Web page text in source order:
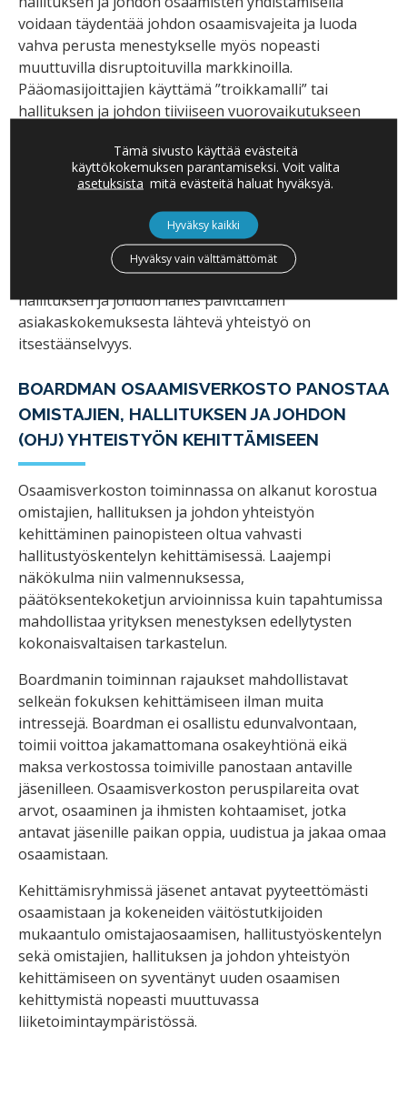
voidaan täydentää johdon osaamisvajeita ja luoda
vahva perusta menestykselle myös nopeasti
muuttuvilla disruptoituvilla markkinoilla.
Pääomasijoittajien käyttämä ”troikkamalli” tai
hallituksen ja johdon tiiviiseen vuorovaikutukseen
Vahva yrittäjyyden uusi tuleminen perustuu vahvaan
yhteisöllisyyteen ja riskinottoon kannustamiseen.
Epäonnistuminen on entistä hyväksyttävämpää ja
jatkuva oppiminen, uudistuminen ja kokemusten
jakaminen arkipäivää. Tässä kulttuurissa omistajien,
hallituksen ja johdon lähes päivittäinen
asiakaskokemuksesta lähtevä yhteistyö on
itsestäänselvyys.
BOARDMAN OSAAMISVERKOSTO PANOSTAA
OMISTAJIEN, HALLITUKSEN JA JOHDON
(OHJ) YHTEISTYÖN KEHITTÄMISEEN
Osaamisverkoston toiminnassa on alkanut korostua
omistajien, hallituksen ja johdon yhteistyön
kehittäminen painopisteen oltua vahvasti
hallitustyöskentelyn kehittämisessä. Laajempi
näkökulma niin valmennuksessa,
päätöksentekoketjun arvioinnissa kuin tapahtumissa
mahdollistaa yrityksen menestyksen edellytysten
kokonaisvaltaisen tarkastelun.
Boardmanin toiminnan rajaukset mahdollistavat
selkeän fokuksen kehittämiseen ilman muita
intressejä. Boardman ei osallistu edunvalvontaan,
toimii voittoa jakamattomana osakeyhtiönä eikä
maksa verkostossa toimiville panostaan antaville
jäsenilleen. Osaamisverkoston peruspilareita ovat
arvot, osaaminen ja ihmisten kohtaamiset, jotka
antavat jäsenille paikan oppia, uudistua ja jakaa omaa
osaamistaan.
Kehittämisryhmissä jäsenet antavat pyyteettömästi
osaamistaan ja kokeneiden väitöstutkijoiden
mukaantulo omistajaosaamisen, hallitustyöskentelyn
sekä omistajien, hallituksen ja johdon yhteistyön
kehittämiseen on syventänyt uuden osaamisen
kehittymistä nopeasti muuttuvassa
liiketoimintaympäristössä.
Tämä sivusto käyttää evästeitä
käyttökokemuksen parantamiseksi. Voit valita
asetuksista mitä evästeitä haluat hyväksyä.
Hyväksy kaikki
Hyväksy vain välttämättömät